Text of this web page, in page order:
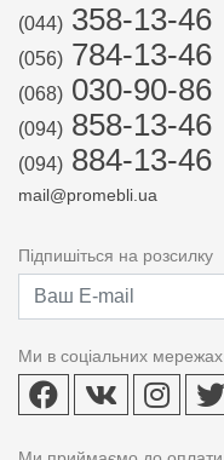
(044) 358-13-46
(056) 784-13-46
(068) 030-90-86
(094) 858-13-46
(094) 884-13-46
mail@promebli.ua
Підпишіться на розсилку
Ми в соціальних мережах